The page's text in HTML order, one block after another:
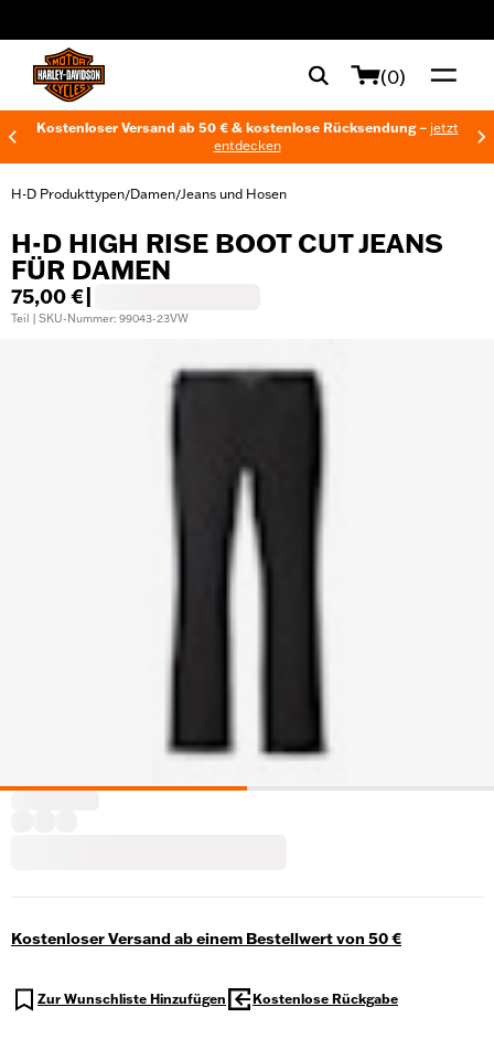
(0)
Kostenloser Versand ab 50 € & kostenlose Rücksendung – jetzt
entdecken
H-D Produkttypen/Damen/Jeans und Hosen
H-D HIGH RISE BOOT CUT JEANS
FÜR DAMEN
75,00 €
Teil | SKU-Nummer: 99043-23VW
Kostenloser Versand ab einem Bestellwert von 50 €
Zur Wunschliste Hinzufügen Kostenlose Rückgabe